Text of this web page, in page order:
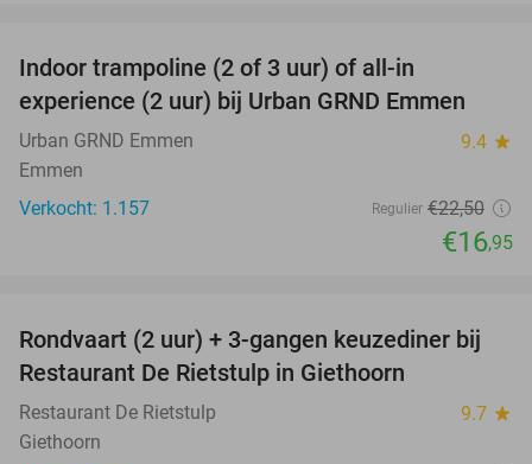
Indoor trampoline (2 of 3 uur) of all-in
experience (2 uur) bij Urban GRND Emmen
Urban GRND Emmen 9.4 star
Emmen
Verkocht: 1.157
Regulier €22,50
€16,95
41%
Rondvaart (2 uur) + 3-gangen keuzediner bij
Restaurant De Rietstulp in Giethoorn
Restaurant De Rietstulp 9.7 star
Giethoorn